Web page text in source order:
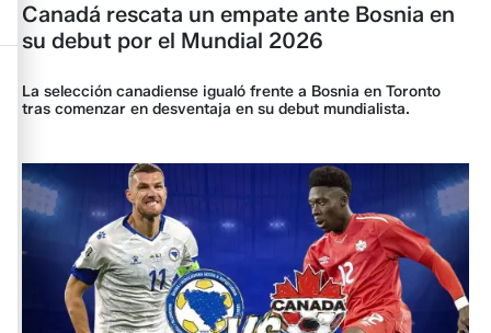
Canadá rescata un empate ante Bosnia en
su debut por el Mundial 2026
​​​​​​La selección canadiense igualó frente a Bosnia en Toronto
tras comenzar en desventaja en su debut mundialista.